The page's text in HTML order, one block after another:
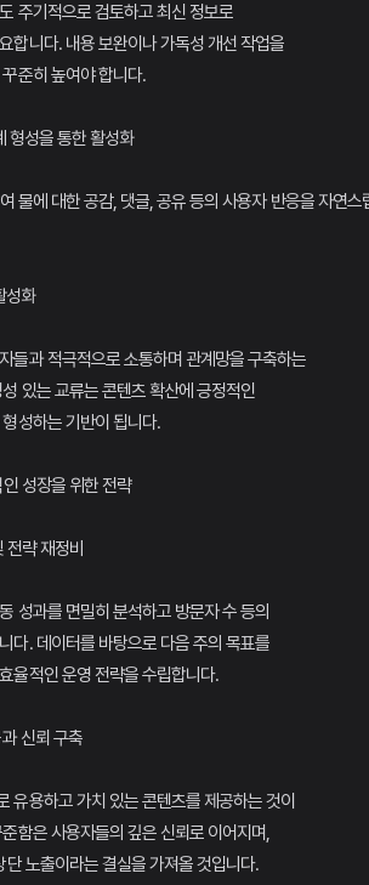
주기적으로 검토하고 최신 정보로
합니다. 내용 보완이나 가독성 개선 작업을
준히 높여야 합니다.
형성을 통한 활성화
물에 대한 공감, 댓글, 공유 등의 사용자 반응을 자연
성화
들과 적극적으로 소통하며 관계망을 구축하는
있는 교류는 콘텐츠 확산에 긍정적인
성하는 기반이 됩니다.
성장을 위한 전략
략 재정비
성과를 면밀히 분석하고 방문자 수 등의
다. 데이터를 바탕으로 다음 주의 목표를
율적인 운영 전략을 수립합니다.
신뢰 구축
유용하고 가치 있는 콘텐츠를 제공하는 것이
함은 사용자들의 깊은 신뢰로 이어지며,
노출이라는 결실을 가져올 것입니다.